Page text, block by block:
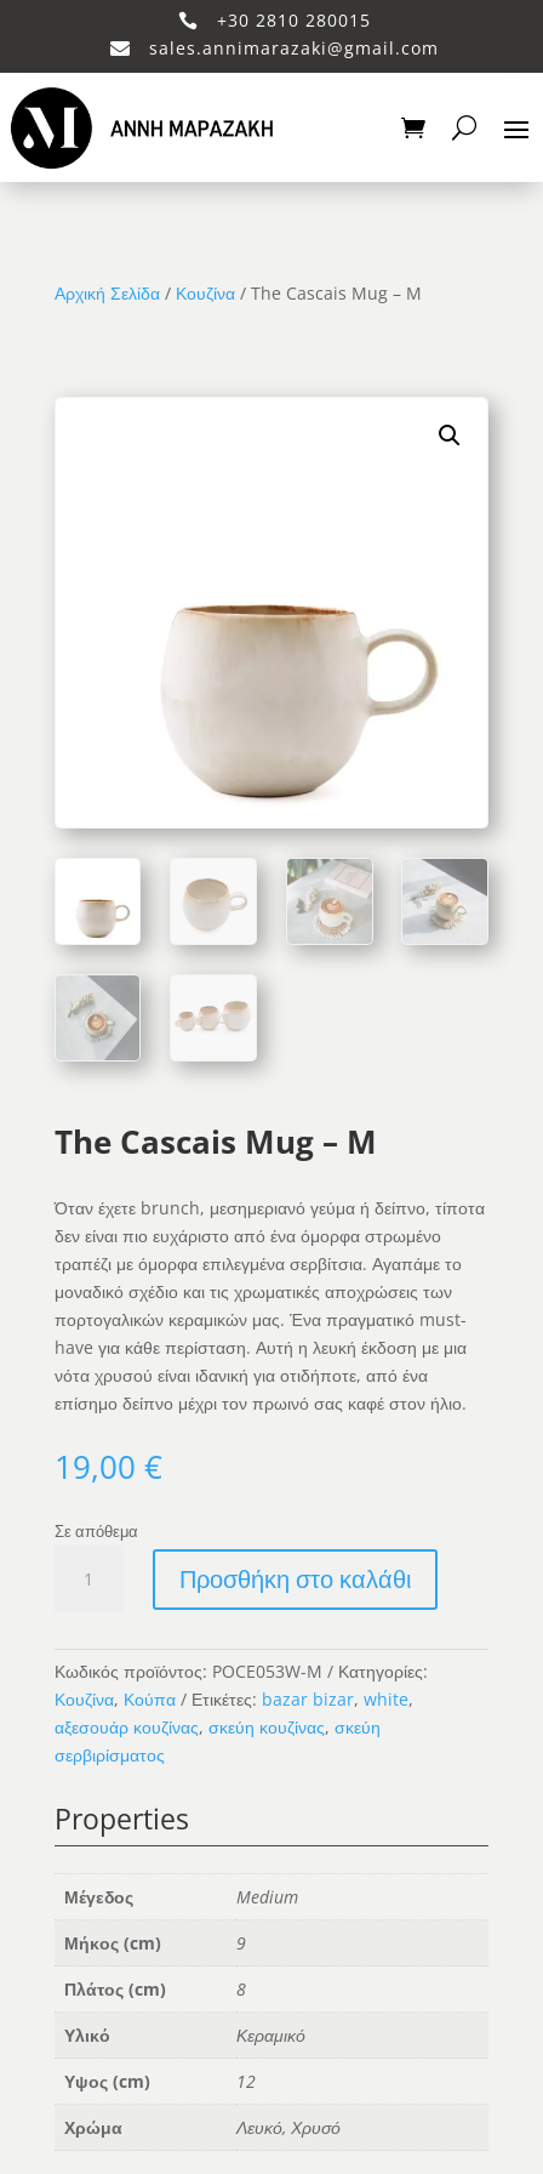
 +30 2810 280015
 sales.annimarazaki@gmail.com
Αρχική Σελίδα/ Κουζίνα/ The Cascais Mug – M
The Cascais Mug – M
Όταν έχετε brunch, μεσημεριανό γεύμα ή δείπνο, τίποτα
δεν είναι πιο ευχάριστο από ένα όμορφα στρωμένο
τραπέζι με όμορφα επιλεγμένα σερβίτσια. Αγαπάμε το
μοναδικό σχέδιο και τις χρωματικές αποχρώσεις των
πορτογαλικών κεραμικών μας. Ένα πραγματικό must-
have για κάθε περίσταση. Αυτή η λευκή έκδοση με μια
νότα χρυσού είναι ιδανική για οτιδήποτε, από ένα
επίσημο δείπνο μέχρι τον πρωινό σας καφέ στον ήλιο.
19,00 €
Σε απόθεμα
Cascais
M
ποσότητα
Προσθήκη στο καλάθι
Κωδικός προϊόντος: POCE053W-M
Κατηγορίες:
Κουζίνα, Κούπα Ετικέτες: bazar bizar, white,
αξεσουάρ κουζίνας, σκεύη κουζίνας, σκεύη
σερβιρίσματος
Properties
Μέγεδος
Medium
Μήκος (cm)
9
Πλάτος (cm)
8
Υλικό
Κεραμικό
Υψος (cm)
12
Χρώμα
Λευκό, Χρυσό